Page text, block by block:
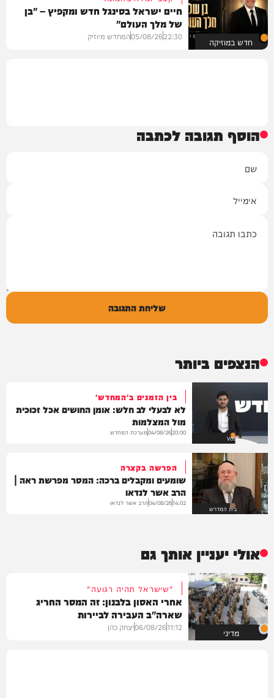
חדש במוזיקה
חיים ישראל בסינגל חדש ומקפיץ – "בן
של מלך העולם"
22:30
05/08/26המחדש מיוזיק
הוסף תגובה לכתבה
שליחת התגובה
הנצפים ביותר
VOD
בין הזמנים ב'המחדש'
לא לבעלי לב חלש: אומן החושים אכל זכוכית
מול המצלמות
20:00
04/08/26מערכת המחדש
בית המדרש
הפרשה בקצרה
שומעים ומקבלים ברכה: המסר מפרשת ראה |
הרב אשר לנדאו
14:02
04/08/26הרב אשר לנדאו
אולי יעניין אותך גם
מדיני
"שישראל תהיה רגועה"
אחרי האסון בלבנון: זה המסר החריג
שארה"ב העבירה לביירות
11:12
06/08/26יצחק כהן